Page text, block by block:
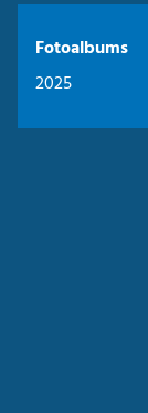
Fotoalbums
2025